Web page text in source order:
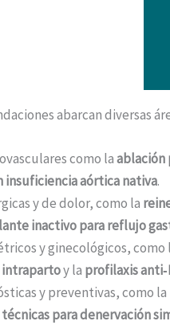
abarcan diversas
como laablación
insuficiencia aórtica nativa.
y de dolor, como la
inactivo para reflujo
y ginecológicos, como
y la profilaxis
y preventivas, como la
para denervación